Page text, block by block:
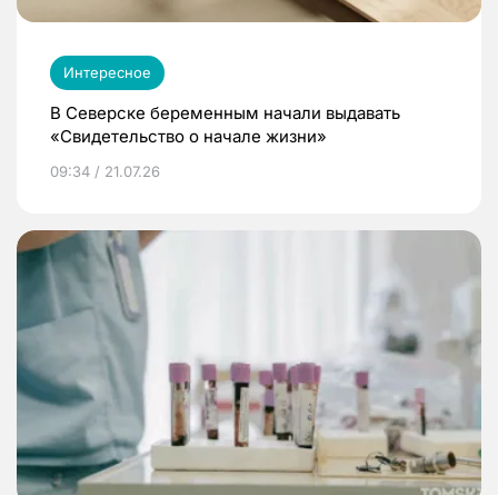
Интересное
В Северске беременным начали выдавать
«Свидетельство о начале жизни»
09:34 / 21.07.26